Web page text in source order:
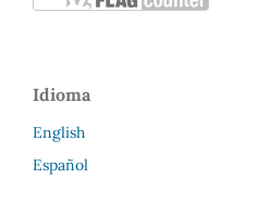
Idioma
English
Español